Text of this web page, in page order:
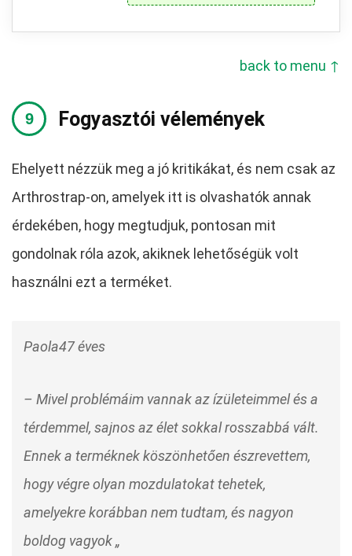
back to menu ↑
Fogyasztói vélemények
Ehelyett nézzük meg a jó kritikákat, és nem csak az
Arthrostrap-on, amelyek itt is olvashatók annak
érdekében, hogy megtudjuk, pontosan mit
gondolnak róla azok, akiknek lehetőségük volt
használni ezt a terméket.
Paola47 éves
– Mivel problémáim vannak az ízületeimmel és a
térdemmel, sajnos az élet sokkal rosszabbá vált.
Ennek a terméknek köszönhetően észrevettem,
hogy végre olyan mozdulatokat tehetek,
amelyekre korábban nem tudtam, és nagyon
boldog vagyok „